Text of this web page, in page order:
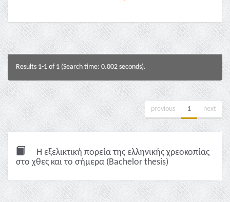
Results 1-1 of 1 (Search time: 0.002 seconds).
previous 1 next
Η εξελικτική πορεία της ελληνικής χρεοκοπίας
στο χθες και το σήμερα (Bachelor thesis)